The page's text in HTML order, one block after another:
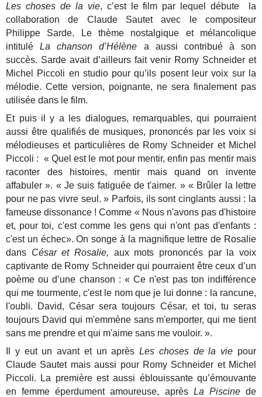
Les choses de la vie, c’est le film par lequel débute la
collaboration de Claude Sautet avec le compositeur
Philippe Sarde. Le thème nostalgique et mélancolique
intituléLa chanson d’Hélène a aussi contribué à son
succès. Sarde avait d’ailleurs fait venir Romy Schneider et
Michel Piccoli en studio pour qu’ils posent leur voix sur la
mélodie. Cette version, poignante, ne sera finalement pas
utilisée dans le film.
Et puis il y a les dialogues, remarquables, qui pourraient
aussi être qualifiés de musiques, prononcés par les voix si
mélodieuses et particulières de Romy Schneider et Michel
Piccoli : « Quel est le mot pour mentir, enfin pas mentir mais
raconter des histoires, mentir mais quand on invente
affabuler ». « Je suis fatiguée de t'aimer. » « Brûler la lettre
pour ne pas vivre seul. » Parfois, ils sont cinglants aussi : la
fameuse dissonance ! Comme « Nous n'avons pas d'histoire
et, pour toi, c'est comme les gens qui n'ont pas d'enfants :
c'est un échec». On songe à la magnifique lettre de Rosalie
dans César et Rosalie, aux mots prononcés par la voix
captivante de Romy Schneider qui pourraient être ceux d’un
poème ou d’une chanson : « Ce n'est pas ton indifférence
qui me tourmente, c'est le nom que je lui donne : la rancune,
l'oubli. David, César sera toujours César, et toi, tu seras
toujours David qui m'emmène sans m'emporter, qui me tient
sans me prendre et qui m'aime sans me vouloir. ».
Il y eut un avant et un aprèsLes choses de la vie pour
Claude Sautet mais aussi pour Romy Schneider et Michel
Piccoli. La première est aussi éblouissante qu’émouvante
en femme éperdument amoureuse, après La Piscinede